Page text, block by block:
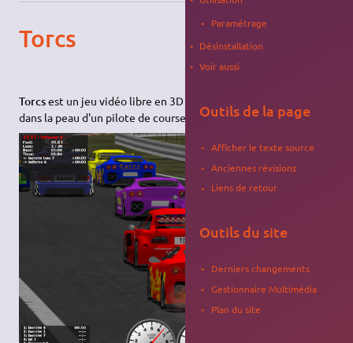
Torcs
Torcsest un jeu vidéo libre en 3D qui permet de se retrouver
dans la peau d'un pilote de course.
Paramétrage
Désinstallation
Voir aussi
Outils de la page
Afficher le texte source
Anciennes révisions
Liens de retour
Outils du site
Derniers changements
Gestionnaire Multimédia
Plan du site